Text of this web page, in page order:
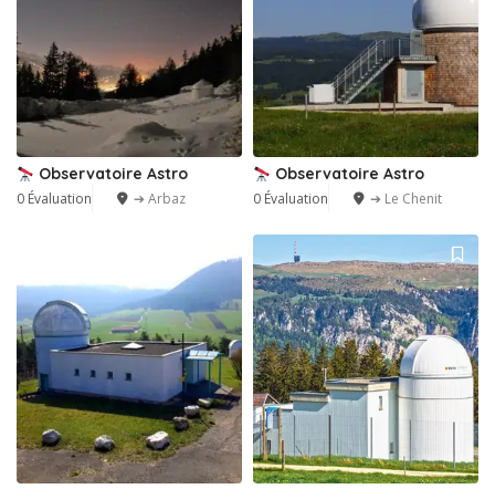
Observatoire Astro
0 Évaluation ➔ Arbaz
Observatoire Astro
0 Évaluation ➔ Le Chenit